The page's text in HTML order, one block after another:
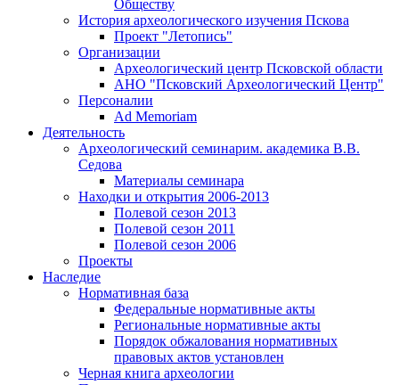
Обществу
История археологического изучения Пскова
Проект "Летопись"
Организации
Археологический центр Псковской области
АНО "Псковский Археологический Центр"
Персоналии
Ad Memoriam
Деятельность
Археологический семинарим. академика В.В.
Седова
Материалы семинара
Находки и открытия 2006-2013
Полевой сезон 2013
Полевой сезон 2011
Полевой сезон 2006
Проекты
Наследие
Нормативная база
Федеральные нормативные акты
Региональные нормативные акты
Порядок обжалования нормативных
правовых актов установлен
Черная книга археологии